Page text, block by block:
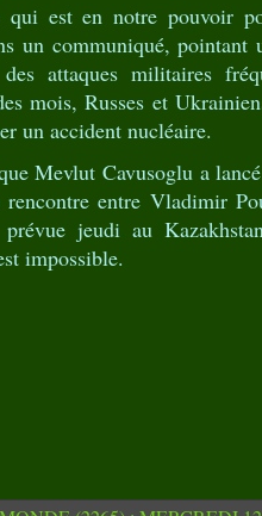
est en notre pouvoir
un communiqué, pointant
attaques militaires
mois, Russes et
un accident nucléaire.
Mevlut Cavusoglu a
entre Vladimir
jeudi au
impossible.